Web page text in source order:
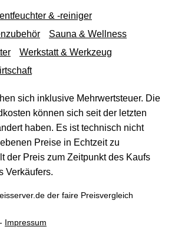
& -reiniger
Sauna & Wellness
Werkstatt & Werkzeug
sich inklusive Mehrwertsteuer. Die
können sich seit der letzten
haben. Es ist technisch nicht
Preise in Echtzeit zu
der Preis zum Zeitpunkt des Kaufs
Verkäufers.
der faire Preisvergleich
- Impressum